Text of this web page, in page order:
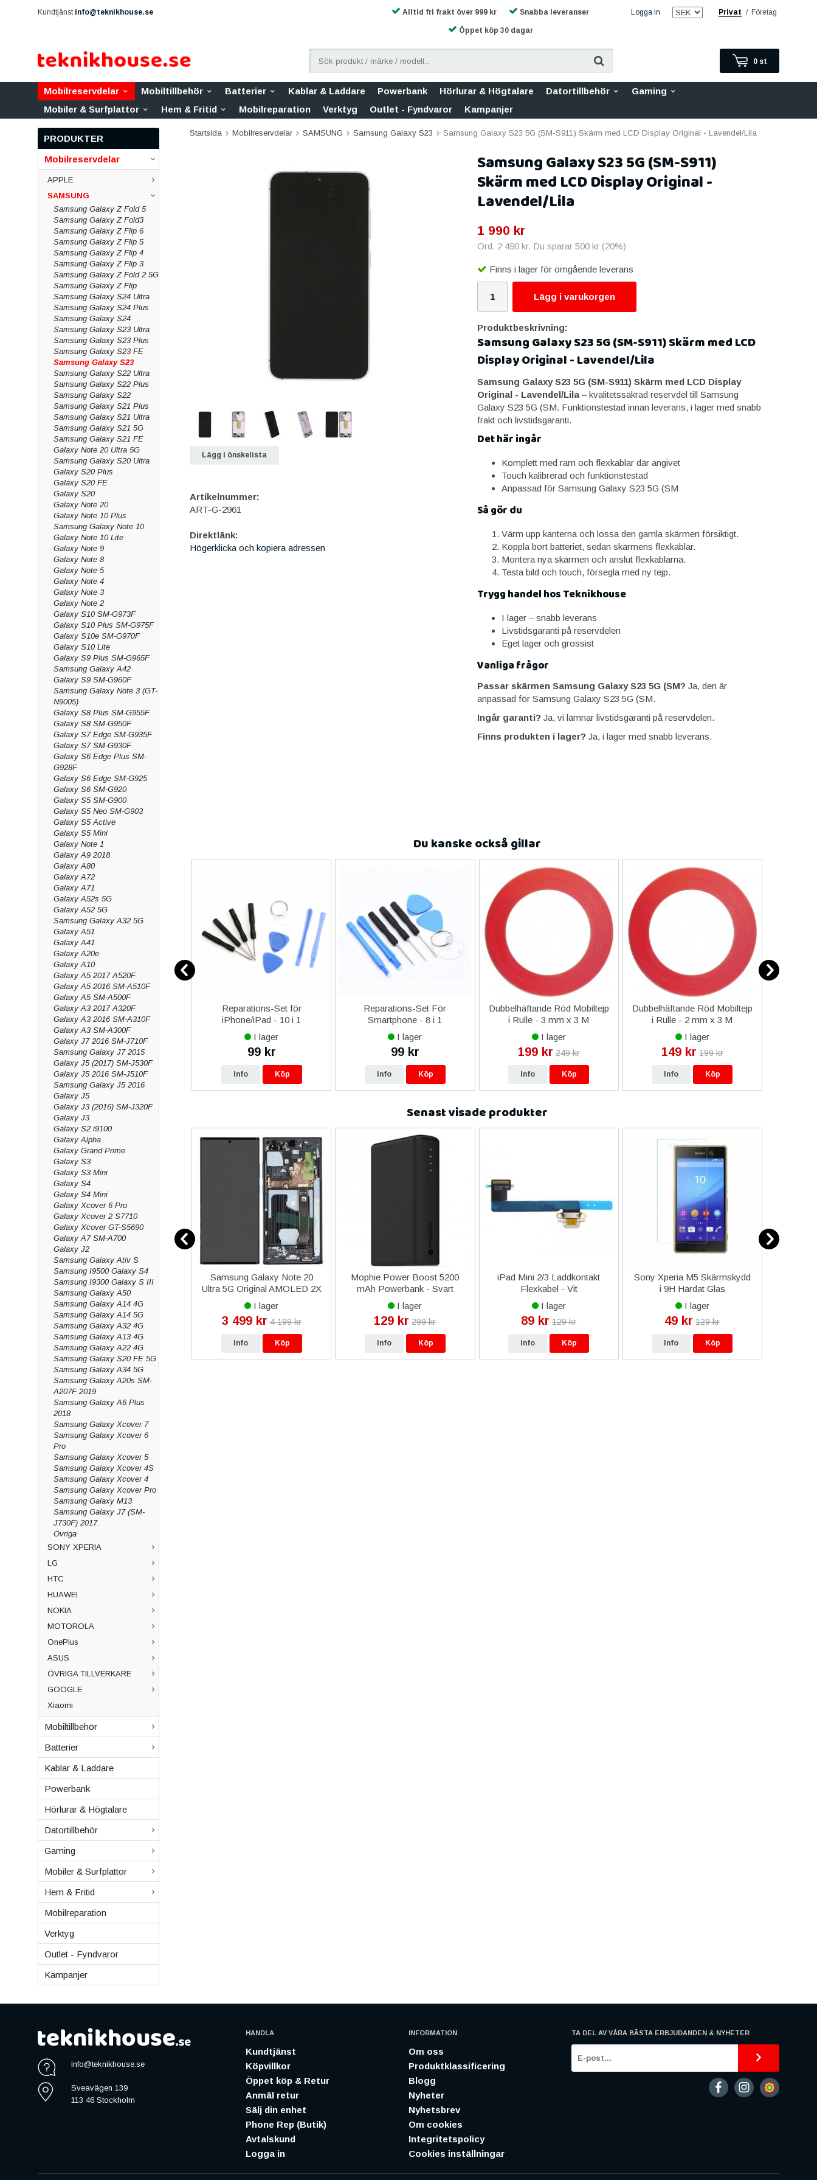
Kundtjänst info@teknikhouse.se Logga in Privat / Företag
Alltid fri frakt över 999 kr Snabba leveranser
Öppet köp 30 dagar
0 st
Mobilreservdelar Mobiltillbehör Batterier Kablar & Laddare Powerbank Hörlurar & Högtalare Datortillbehör
Gaming
Mobiler & Surfplattor
Hem & Fritid Mobilreparation Verktyg Outlet - Fyndvaror Kampanjer
PRODUKTER
Mobilreservdelar
APPLE
SAMSUNG
Samsung Galaxy Z Fold 5
Samsung Galaxy Z Fold3
Samsung Galaxy Z Flip 6
Samsung Galaxy Z Flip 5
Samsung Galaxy Z Flip 4
Samsung Galaxy Z Flip 3
Samsung Galaxy Z Fold 2 5G
Samsung Galaxy Z Flip
Samsung Galaxy S24 Ultra
Samsung Galaxy S24 Plus
Samsung Galaxy S24
Samsung Galaxy S23 Ultra
Samsung Galaxy S23 Plus
Samsung Galaxy S23 FE
Samsung Galaxy S23
Samsung Galaxy S22 Ultra
Samsung Galaxy S22 Plus
Samsung Galaxy S22
Samsung Galaxy S21 Plus
Samsung Galaxy S21 Ultra
Samsung Galaxy S21 5G
Samsung Galaxy S21 FE
Galaxy Note 20 Ultra 5G
Samsung Galaxy S20 Ultra
Galaxy S20 Plus
Galaxy S20 FE
Galaxy S20
Galaxy Note 20
Galaxy Note 10 Plus
Samsung Galaxy Note 10
Galaxy Note 10 Lite
Galaxy Note 9
Galaxy Note 8
Galaxy Note 5
Galaxy Note 4
Galaxy Note 3
Galaxy Note 2
Galaxy S10 SM-G973F
Galaxy S10 Plus SM-G975F
Galaxy S10e SM-G970F
Galaxy S10 Lite
Galaxy S9 Plus SM-G965F
Samsung Galaxy A42
Galaxy S9 SM-G960F
Samsung Galaxy Note 3 (GT-
N9005)
Galaxy S8 Plus SM-G955F
Galaxy S8 SM-G950F
Galaxy S7 Edge SM-G935F
Galaxy S7 SM-G930F
Galaxy S6 Edge Plus SM-
G928F
Galaxy S6 Edge SM-G925
Galaxy S6 SM-G920
Galaxy S5 SM-G900
Galaxy S5 Neo SM-G903
Galaxy S5 Active
Galaxy S5 Mini
Galaxy Note 1
Galaxy A9 2018
Galaxy A80
Galaxy A72
Galaxy A71
Galaxy A52s 5G
Galaxy A52 5G
Samsung Galaxy A32 5G
Galaxy A51
Galaxy A41
Galaxy A20e
Galaxy A10
Galaxy A5 2017 A520F
Galaxy A5 2016 SM-A510F
Galaxy A5 SM-A500F
Galaxy A3 2017 A320F
Galaxy A3 2016 SM-A310F
Galaxy A3 SM-A300F
Galaxy J7 2016 SM-J710F
Samsung Galaxy J7 2015
Galaxy J5 (2017) SM-J530F
Galaxy J5 2016 SM-J510F
Samsung Galaxy J5 2016
Galaxy J5
Galaxy J3 (2016) SM-J320F
Galaxy J3
Galaxy S2 i9100
Galaxy Alpha
Galaxy Grand Prime
Galaxy S3
Galaxy S3 Mini
Galaxy S4
Galaxy S4 Mini
Galaxy Xcover 6 Pro
Galaxy Xcover 2 S7710
Galaxy Xcover GT-S5690
Galaxy A7 SM-A700
Galaxy J2
Samsung Galaxy Ativ S
Samsung I9500 Galaxy S4
Samsung I9300 Galaxy S III
Samsung Galaxy A50
Samsung Galaxy A14 4G
Samsung Galaxy A14 5G
Samsung Galaxy A32 4G
Samsung Galaxy A13 4G
Samsung Galaxy A22 4G
Samsung Galaxy S20 FE 5G
Samsung Galaxy A34 5G
Samsung Galaxy A20s SM-
A207F 2019
Samsung Galaxy A6 Plus
2018
Samsung Galaxy Xcover 7
Samsung Galaxy Xcover 6
Pro
Samsung Galaxy Xcover 5
Samsung Galaxy Xcover 4S
Samsung Galaxy Xcover 4
Samsung Galaxy Xcover Pro
Samsung Galaxy M13
Samsung Galaxy J7 (SM-
J730F) 2017.
Övriga
SONY XPERIA
LG
HTC
HUAWEI
NOKIA
MOTOROLA
OnePlus
ASUS
ÖVRIGA TILLVERKARE
GOOGLE
Xiaomi
Mobiltillbehör
Batterier
Kablar & Laddare
Powerbank
Hörlurar & Högtalare
Datortillbehör
Gaming
Mobiler & Surfplattor
Hem & Fritid
Mobilreparation
Verktyg
Outlet - Fyndvaror
Kampanjer
Startsida Mobilreservdelar SAMSUNG Samsung Galaxy S23 Samsung Galaxy S23 5G (SM-S911) Skärm med LCD Display Original - Lavendel/Lila
Samsung Galaxy S23 5G (SM-S911)
Skärm med LCD Display Original -
Lavendel/Lila
1 990 kr
Ord. 2 490 kr. Du sparar 500 kr(20%)
Finns i lager för omgående leverans
Lägg i varukorgen
Produktbeskrivning:
Samsung Galaxy S23 5G (SM-S911) Skärm med LCD
Display Original - Lavendel/Lila
Samsung Galaxy S23 5G (SM-S911) Skärm med LCD Display
Original - Lavendel/Lila– kvalitetssäkrad reservdel till Samsung
Galaxy S23 5G (SM. Funktionstestad innan leverans, i lager med snabb
frakt och livstidsgaranti.
Det här ingår
Komplett med ram och flexkablar där angivet
Touch kalibrerad och funktionstestad
Anpassad för Samsung Galaxy S23 5G (SM
Så gör du
Värm upp kanterna och lossa den gamla skärmen försiktigt.
Koppla bort batteriet, sedan skärmens flexkablar.
Montera nya skärmen och anslut flexkablarna.
Testa bild och touch, försegla med ny tejp.
Trygg handel hos Teknikhouse
I lager – snabb leverans
Livstidsgaranti på reservdelen
Eget lager och grossist
Vanliga frågor
Passar skärmen Samsung Galaxy S23 5G (SM? Ja, den är
anpassad för Samsung Galaxy S23 5G (SM.
Ingår garanti? Ja, vi lämnar livstidsgaranti på reservdelen.
Finns produkten i lager? Ja, i lager med snabb leverans.
Lägg i önskelista
Artikelnummer:
ART-G-2961
Direktlänk:
Högerklicka och kopiera adressen
Du kanske också gillar
iPhone 13 mini iPhone 13 Pro
Max iPhone 14 Plus iPhone
14 Pro Max iPhone 15 Plus
iPhone 15 Pro Max iPhone
16 Plus iPhone 16 Pro
I lager
299 kr
Info Köp
Reparations-Set för
iPhone/iPad - 10 i 1
I lager
99 kr
Info Köp
Reparations-Set För
Smartphone - 8 i 1
I lager
99 kr
Info Köp
Dubbelhäftande Röd Mobiltejp
i Rulle - 3 mm x 3 M
I lager
199 kr 249 kr
Info Köp
Dubbelhäftande Röd Mobiltejp
i Rulle - 2 mm x 3 M
I lager
149 kr 199 kr
Info Köp
Senast visade produkter
Samsung Galaxy Z Flip 5
Original Skärm med Display
Glas - Grön
I lager
4 490 kr 4 990 kr
Info Köp
Samsung Galaxy Note 20
Ultra 5G Original AMOLED 2X
Skärm - Mystisk Svart
I lager
3 499 kr 4 199 kr
Info Köp
Mophie Power Boost 5200
mAh Powerbank - Svart
I lager
129 kr 299 kr
Info Köp
iPad Mini 2/3 Laddkontakt
Flexkabel - Vit
I lager
89 kr 129 kr
Info Köp
Sony Xperia M5 Skärmskydd
i 9H Härdat Glas
I lager
49 kr 129 kr
Info Köp
info@teknikhouse.se
Sveavägen 139
113 46 Stockholm
HANDLA
Kundtjänst
Köpvillkor
Öppet köp & Retur
Anmäl retur
Sälj din enhet
Phone Rep (Butik)
Avtalskund
Logga in
INFORMATION
Om oss
Produktklassificering
Blogg
Nyheter
Nyhetsbrev
Om cookies
Integritetspolicy
Cookies inställningar
TA DEL AV VÅRA BÄSTA ERBJUDANDEN & NYHETER